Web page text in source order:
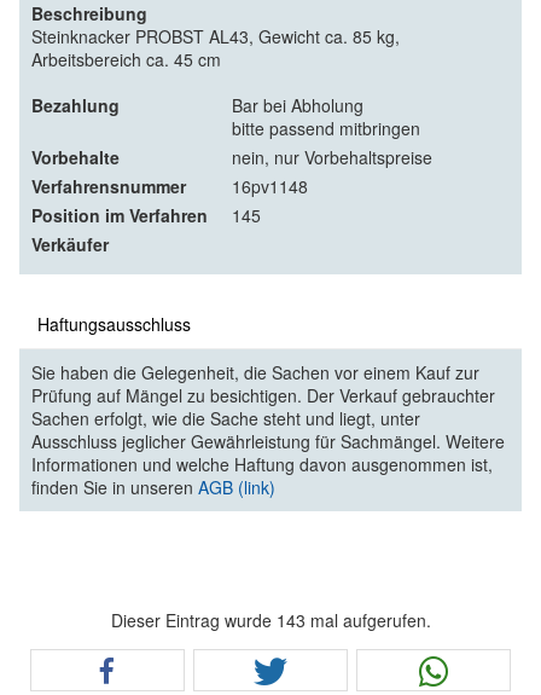
Beschreibung
Steinknacker PROBST AL43, Gewicht ca. 85 kg,
Arbeitsbereich ca. 45 cm
Bezahlung
Bar bei Abholung
bitte passend mitbringen
Vorbehalte
nein, nur Vorbehaltspreise
Verfahrensnummer
16pv1148
Position im Verfahren
145
Verkäufer
Haftungsausschluss
Sie haben die Gelegenheit, die Sachen vor einem Kauf zur
Prüfung auf Mängel zu besichtigen. Der Verkauf gebrauchter
Sachen erfolgt, wie die Sache steht und liegt, unter
Ausschluss jeglicher Gewährleistung für Sachmängel. Weitere
Informationen und welche Haftung davon ausgenommen ist,
finden Sie in unseren AGB (link)
Dieser Eintrag wurde 143 mal aufgerufen.